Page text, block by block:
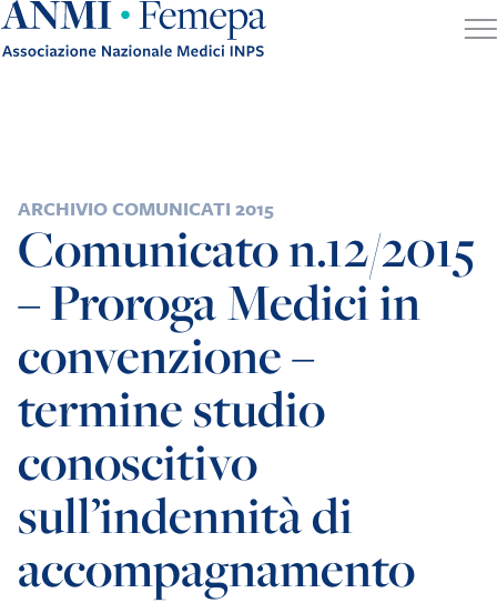
POSTED IN
ARCHIVIO COMUNICATI 2015
Comunicato n.12/2015
– Proroga Medici in
convenzione –
termine studio
conoscitivo
sull’indennità di
accompagnamento